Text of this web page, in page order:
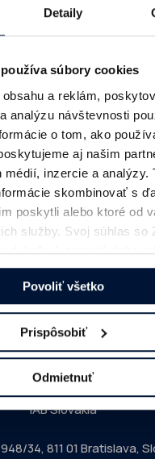
Detaily
súbory cookies
a reklám,
analýzu návštevnosti
o tom, ako
aj našim
médií, inzercie a analýzy.
skombinovať s
poskytli alebo ktoré od
služby. Svoj súhlas so
zmeniť alebo
Povoliť všetko
Prispôsobiť
Odmietnuť
sospracovaním osobných
DIMAQ
Advertising Bureau
IAB Slovakia
34, 811 01 Bratislava,